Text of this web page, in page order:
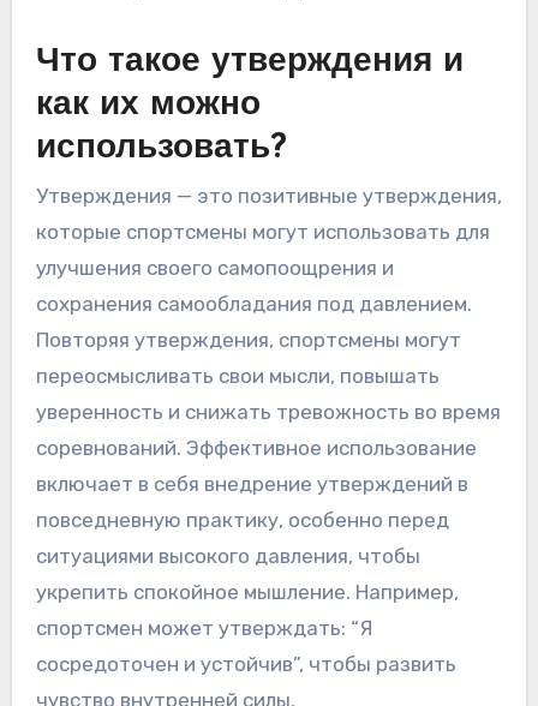
результатам производительности. Техники,
укрепить эти преимущества, делая
самопоощрение более эффективным.
Что такое утверждения и
как их можно
использовать?
Утверждения — это позитивные утверждения,
которые спортсмены могут использовать для
улучшения своего самопоощрения и
сохранения самообладания под давлением.
Повторяя утверждения, спортсмены могут
переосмысливать свои мысли, повышать
уверенность и снижать тревожность во время
соревнований. Эффективное использование
включает в себя внедрение утверждений в